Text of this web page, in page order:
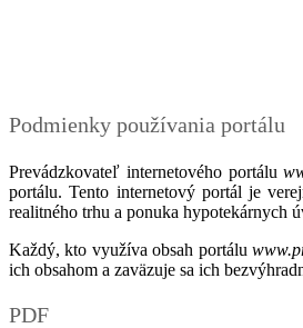
Podmienky používania portálu
Prevádzkovateľ internetového portálu
portálu. Tento internetový portál je
realitného trhu a ponuka hypotekárnych
Každý, kto využíva obsah portálu
ich obsahom a zaväzuje sa ich
PDF